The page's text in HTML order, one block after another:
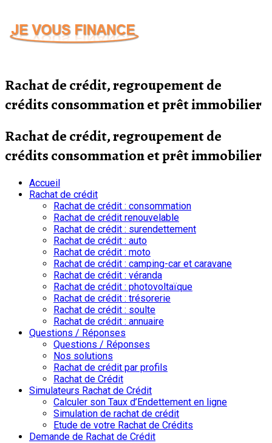
contenu
Rachat de crédit, regroupement de
crédits consommation et prêt immobilier
Rachat de crédit, regroupement de
crédits consommation et prêt immobilier
Accueil
Rachat de crédit
Rachat de crédit : consommation
Rachat de crédit renouvelable
Rachat de crédit : surendettement
Rachat de crédit : auto
Rachat de crédit : moto
Rachat de crédit : camping-car et caravane
Rachat de crédit : véranda
Rachat de crédit : photovoltaïque
Rachat de crédit : trésorerie
Rachat de crédit : soulte
Rachat de crédit : annuaire
Questions / Réponses
Questions / Réponses
Nos solutions
Rachat de crédit par profils
Rachat de Crédit
Simulateurs Rachat de Crédit
Calculer son Taux d’Endettement en ligne
Simulation de rachat de crédit
Etude de votre Rachat de Crédits
Demande de Rachat de Crédit